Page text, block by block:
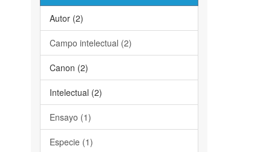
Autor (2)
Campo intelectual (2)
Canon (2)
Intelectual (2)
Ensayo (1)
Especie (1)